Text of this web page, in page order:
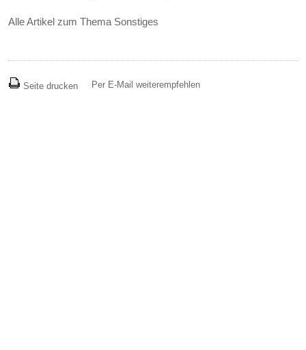
Alle Artikel zum Thema Sonstiges
Seite drucken Per E-Mail weiterempfehlen